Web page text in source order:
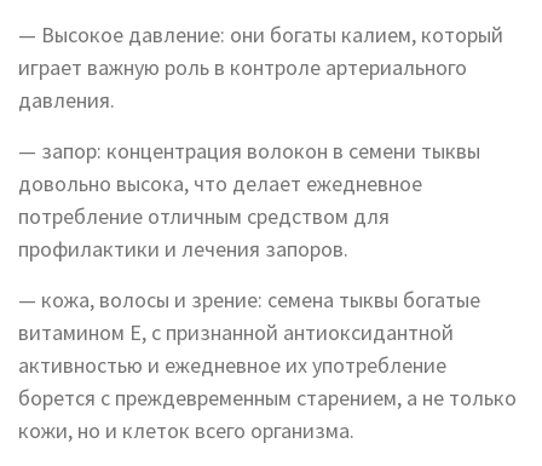
— Высокое давление: они богаты калием, который
играет важную роль в контроле артериального
давления.
— запор: концентрация волокон в семени тыквы
довольно высока, что делает ежедневное
потребление отличным средством для
профилактики и лечения запоров.
— кожа, волосы и зрение: семена тыквы богатые
витамином Е, с признанной антиоксидантной
активностью и ежедневное их употребление
борется с преждевременным старением, а не только
кожи, но и клеток всего организма.